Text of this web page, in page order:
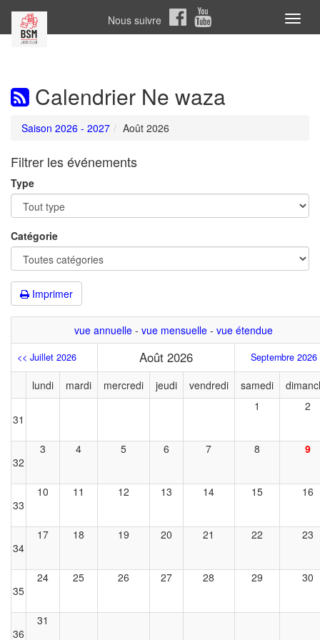
Nous suivre
Calendrier Ne waza
Saison 2026 - 2027 Août 2026
Filtrer les événements
Type
Catégorie
Imprimer
vue annuelle - vue mensuelle - vue étendue
<< Juillet 2026 Août 2026 Septembre 2026
lundi mardi mercredi jeudi vendredi samedi
31
1 2
32
3 4 5 6 7 8 9
33
10 11 12 13 14 15 16
34
17 18 19 20 21 22 23
35
24 25 26 27 28 29 30
36
31